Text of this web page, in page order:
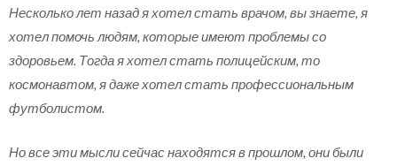
Несколько лет назад я хотел стать врачом, вы знаете, я
хотел помочь людям, которые имеют проблемы со
здоровьем. Тогда я хотел стать полицейским, то
космонавтом, я даже хотел стать профессиональным
футболистом.
Но все эти мысли сейчас находятся в прошлом, они были